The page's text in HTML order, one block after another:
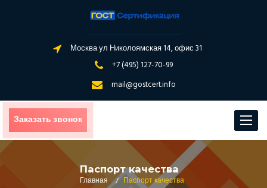
Москва ул Николоямская 14, офис 31
+7 (495) 127-70-99
mail@gostcert.info
Toggle
Заказать звонок
Паспорт качества
Главная / Паспорт качества